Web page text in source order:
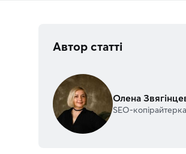
Автор статті
Олена
SEO-